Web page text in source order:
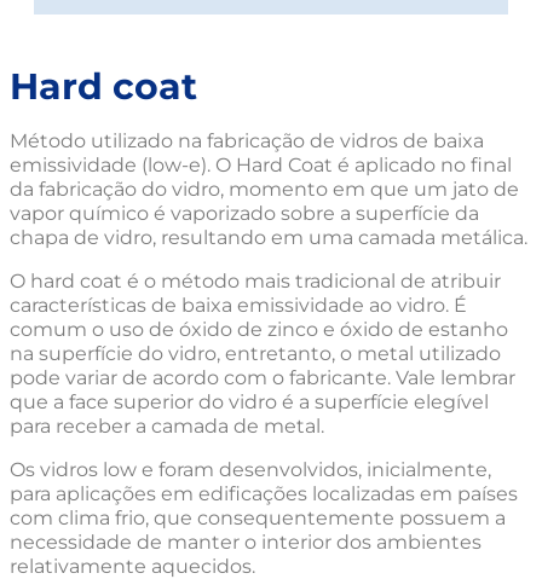
Hard coat
Método utilizado na fabricação de vidros de baixa
emissividade (low-e). O Hard Coat é aplicado no final
da fabricação do vidro, momento em que um jato de
vapor químico é vaporizado sobre a superfície da
chapa de vidro, resultando em uma camada metálica.
O hard coat é o método mais tradicional de atribuir
características de baixa emissividade ao vidro. É
comum o uso de óxido de zinco e óxido de estanho
na superfície do vidro, entretanto, o metal utilizado
pode variar de acordo com o fabricante. Vale lembrar
que a face superior do vidro é a superfície elegível
para receber a camada de metal.
Os vidros low e foram desenvolvidos, inicialmente,
para aplicações em edificações localizadas em países
com clima frio, que consequentemente possuem a
necessidade de manter o interior dos ambientes
relativamente aquecidos.